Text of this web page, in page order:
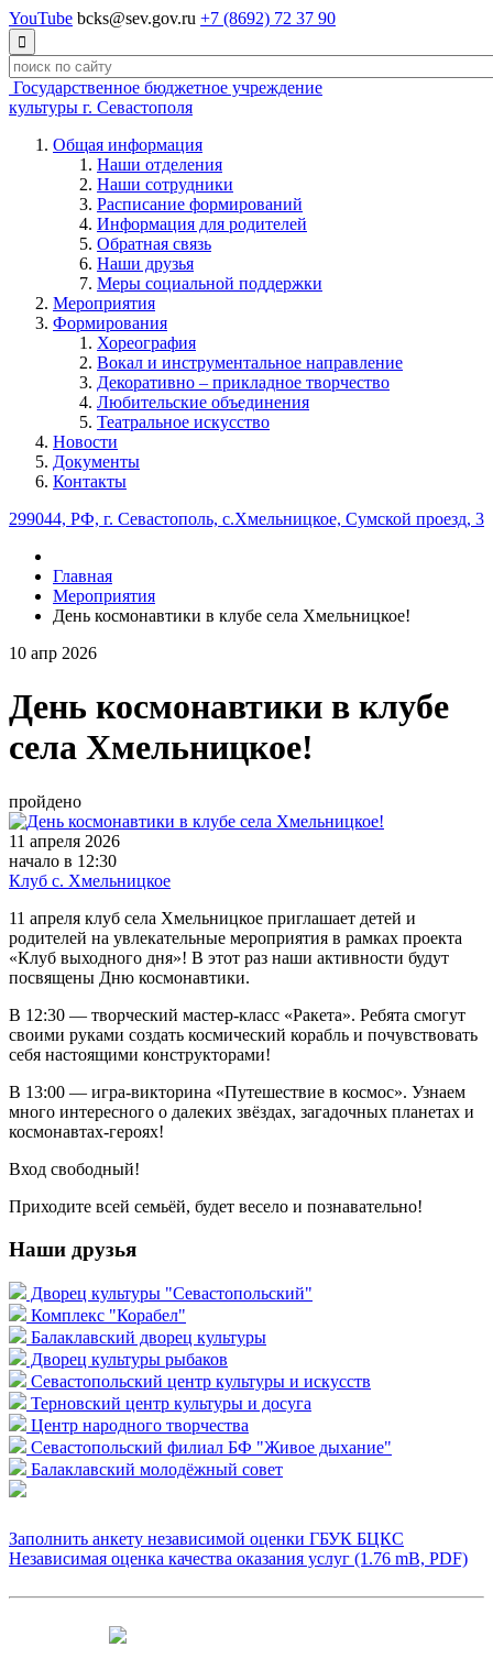
YouTube bcks@sev.gov.ru +7 (8692) 72 37 90

Государственное бюджетное учреждение
культуры г. Севастополя
Общая информация
Наши отделения
Наши сотрудники
Расписание формирований
Информация для родителей
Обратная связь
Наши друзья
Меры социальной поддержки
Мероприятия
Формирования
Хореография
Вокал и инструментальное направление
Декоративно – прикладное творчество
Любительские объединения
Театральное искусство
Новости
Документы
Контакты
299044, РФ, г. Севастополь, с.Хмельницкое, Сумской проезд, 3
Главная
Мероприятия
День космонавтики в клубе села Хмельницкое!
10 апр 2026
День космонавтики в клубе
села Хмельницкое!
пройдено
11 апреля 2026
начало в 12:30
Клуб с. Хмельницкое
11 апреля клуб села Хмельницкое приглашает детей и
родителей на увлекательные мероприятия в рамках проекта
«Клуб выходного дня»! В этот раз наши активности будут
посвящены Дню космонавтики.
В 12:30 — творческий мастер-класс «Ракета». Ребята смогут
своими руками создать космический корабль и почувствовать
себя настоящими конструкторами!
В 13:00 — игра-викторина «Путешествие в космос». Узнаем
много интересного о далеких звёздах, загадочных планетах и
космонавтах-героях!
Вход свободный!
Приходите всей семьёй, будет весело и познавательно!
Наши друзья
Дворец культуры "Севастопольский"
Комплекс "Корабел"
Балаклавский дворец культуры
Дворец культуры рыбаков
Севастопольский центр культуры и искусств
Терновский центр культуры и досуга
Центр народного творчества
Севастопольский филиал БФ "Живое дыхание"
Балаклавский молодёжный совет
Заполнить анкету независимой оценки ГБУК БЦКС
Независимая оценка качества оказания услуг (1.76 mB, PDF)